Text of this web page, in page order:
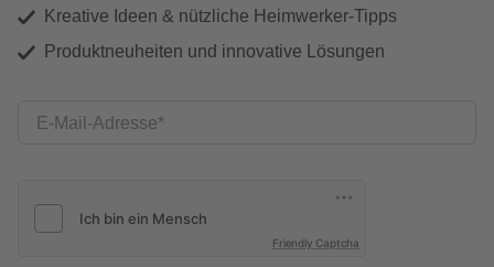
Kreative Ideen & nützliche Heimwerker-Tipps
Produktneuheiten und innovative Lösungen
E-Mail-Adresse
Friendly Captcha